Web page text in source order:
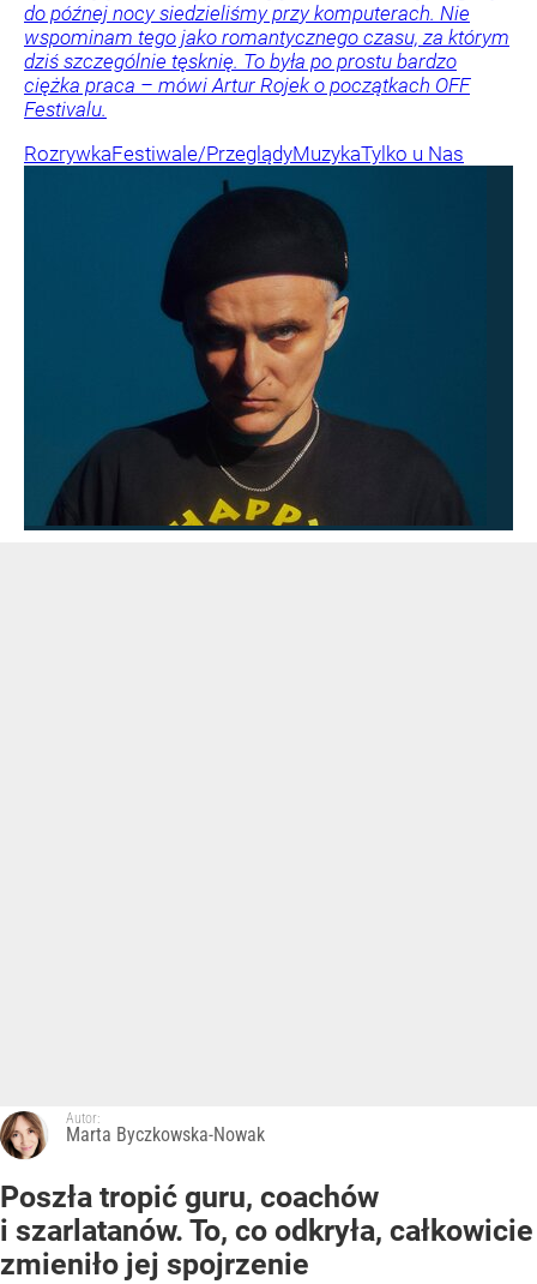
do późnej nocy siedzieliśmy przy komputerach. Nie
wspominam tego jako romantycznego czasu, za którym
dziś szczególnie tęsknię. To była po prostu bardzo
ciężka praca – mówi Artur Rojek o początkach OFF
Festivalu.
RozrywkaFestiwale/PrzeglądyMuzykaTylko u Nas
Autor:
Marta Byczkowska-Nowak
Poszła tropić guru, coachów
i szarlatanów. To, co odkryła, całkowicie
zmieniło jej spojrzenie